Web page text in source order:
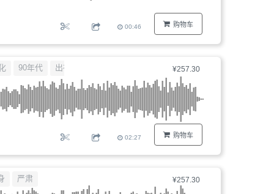
购物车
00:46
¥257.30
购物车
90年代 出神舞曲
02:27
¥257.30
严肃